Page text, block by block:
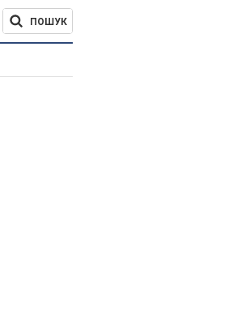
ПОШУК